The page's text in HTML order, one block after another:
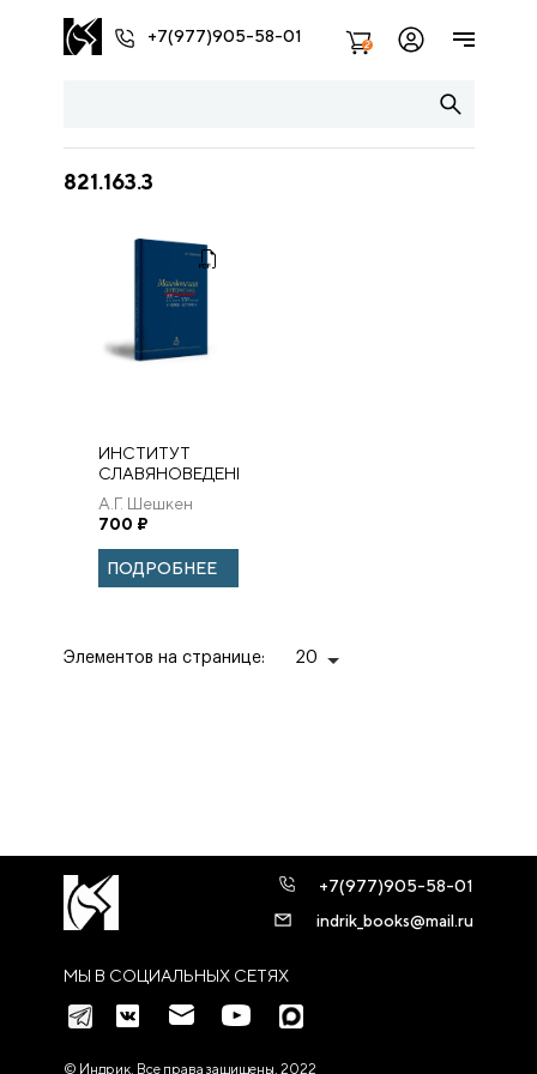
+7(977)905-58-01 2
821.163.3
ИНСТИТУТ
СЛАВЯНОВЕДЕНИЯ
РАН Москва
«ИНДРИК» 2022
Македонская
ЛИТЕРАТУРА ХХ
— НАЧАЛА XXI
А.Г. Шешкен
700 ₽
ПОДРОБНЕЕ
Элементов на странице: 20
МЫ В СОЦИАЛЬНЫХ СЕТЯХ
+7(977)905-58-01
indrik_books@mail.ru
© Индрик. Все права защищены, 2022